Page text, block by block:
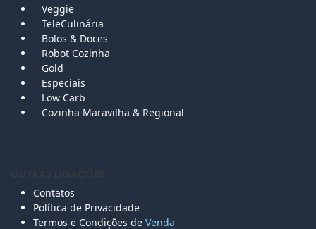
Veggie
TeleCulinária
Bolos & Doces
Robot Cozinha
Gold
Especiais
Low Carb
Cozinha Maravilha & Regional
Contatos
Política de Privacidade
Termos e Condições de Venda